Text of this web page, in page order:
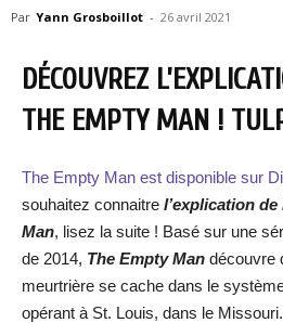
Par Yann Grosboillot - 26 avril 2021
DÉCOUVREZ
THE EMPTY MAN !
The Empty Man est disponible sur
souhaitez connaitre l’explication
Man, lisez la suite ! Basé sur une
de 2014, The Empty Man découvre
meurtrière se cache dans le
opérant à St. Louis, dans le